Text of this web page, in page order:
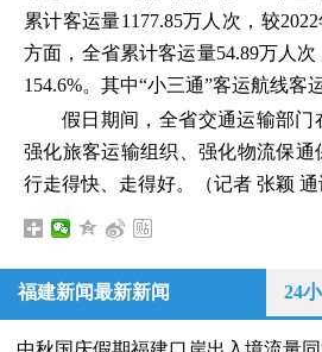
累计客运量1177.85万人次，较
方面，全省累计客运量54.89万人
154.6%。其中“小三通”客运航线客
假日期间，全省交通运输部门
强化旅客运输组织、强化物流保通
行走得快、走得好。（记者 张颖 通
福建新闻最新新闻 24